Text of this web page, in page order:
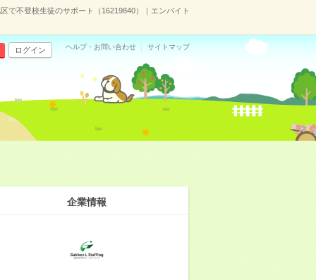
で不登校生徒のサポート（16219840）｜エンバイト
ログイン ヘルプ・お問い合わせ サイトマップ
企業情報